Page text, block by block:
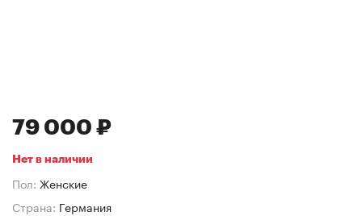
79 000 ₽
Нет в наличии
Пол: Женские
Страна: Германия